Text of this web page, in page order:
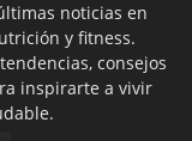
noticias en
y fitness.
consejos
inspirarte a vivir